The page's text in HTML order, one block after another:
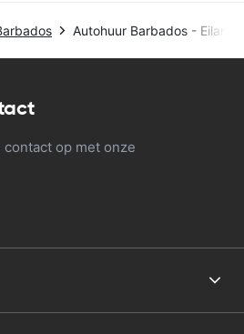
Autohuur Barbados -
op met onze